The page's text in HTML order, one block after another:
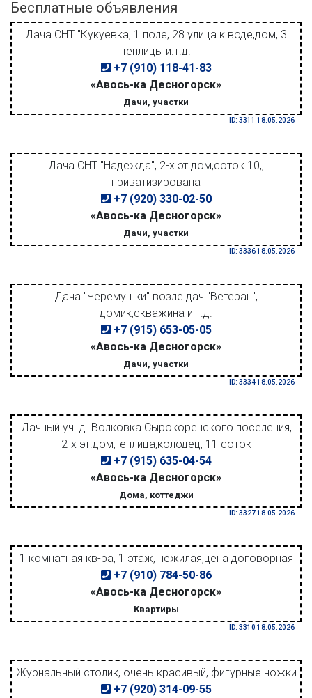
Бесплатные объявления
Дача СНТ "Кукуевка, 1 поле, 28 улица к воде,дом, 3
теплицы и.т.д.
+7 (910) 118-41-83
«Авось-ка Десногорск»
Дачи, участки
ID: 3311 18.05.2026
Дача СНТ "Надежда", 2-х эт.дом,соток 10,,
приватизирована
+7 (920) 330-02-50
«Авось-ка Десногорск»
Дачи, участки
ID: 3336 18.05.2026
Дача "Черемушки" возле дач "Ветеран",
домик,скважина и т.д.
+7 (915) 653-05-05
«Авось-ка Десногорск»
Дачи, участки
ID: 3334 18.05.2026
Дачный уч. д. Волковка Сырокоренского поселения,
2-х эт.дом,теплица,колодец, 11 соток
+7 (915) 635-04-54
«Авось-ка Десногорск»
Дома, коттеджи
ID: 3327 18.05.2026
1 комнатная кв-ра, 1 этаж, нежилая,цена договорная
+7 (910) 784-50-86
«Авось-ка Десногорск»
Квартиры
ID: 3310 18.05.2026
Журнальный столик, очень красивый, фигурные ножки
+7 (920) 314-09-55